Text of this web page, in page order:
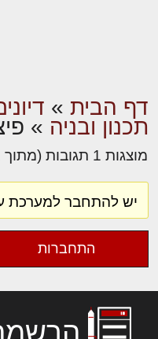
דף הבית »
תכנון ובניה »
מוצגות 1 תגובות (מתוך 1 סה״כ)
יש להתחבר למערכת
התחברות